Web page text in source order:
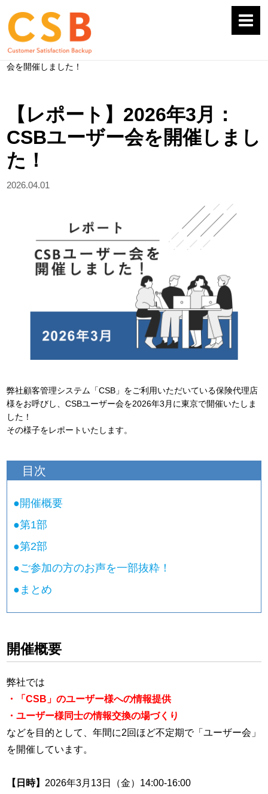
HOME>お役立ちコラム
会を開催しました！
【レポート】2026年3月：
CSBユーザー会を開催しまし
た！
2026.04.01
弊社顧客管理システム「CSB」をご利用いただいている保険代理店
様をお呼びし、CSBユーザー会を2026年3月に東京で開催いたしま
した！
その様子をレポートいたします。
目次
●開催概要
●第1部
●第2部
●ご参加の方のお声を一部抜粋！
● まとめ
開催概要
弊社では
・「CSB」のユーザー様への情報提供
・ユーザー様同士の情報交換の場づくり
などを目的として、年間に2回ほど不定期で「ユーザー会」
を開催しています。
【日時】 2026年3月13日（金）14:00-16:00